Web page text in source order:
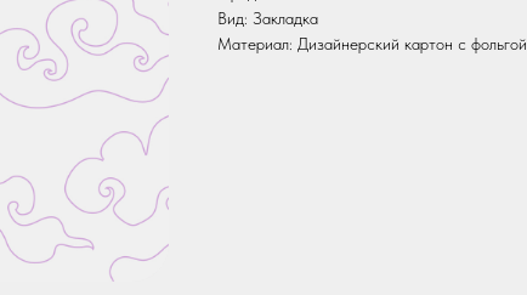
Вид: Закладка
Материал: Дизайнерский картон с фольгой